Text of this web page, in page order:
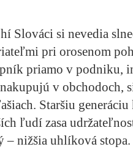
Slováci si nevedia
pri orosenom
priamo v podniku,
v obchodoch,
Staršiu
ľudí zasa
– nižšia uhlíková stopa.